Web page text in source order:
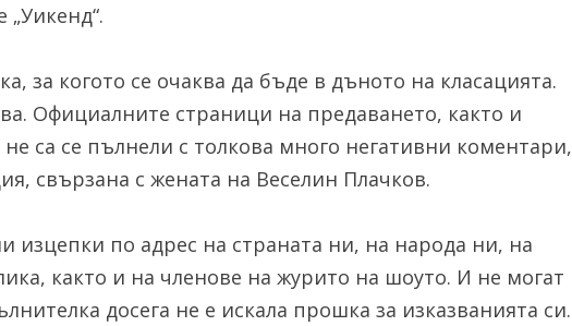
за когото се очаква да бъде в дъното на класацията.
Официалните страници на предаването, както и
са се пълнели с толкова много негативни коментари,
свързана с жената на Веселин Плачков.
изцепки по адрес на страната ни, на народа ни, на
както и на членове на журито на шоуто. И не могат
досега не е искала прошка за изказванията си.